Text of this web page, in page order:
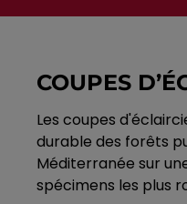
COUPES
Les coupes
durable des forêts
Méditerranée sur
spécimens les plus